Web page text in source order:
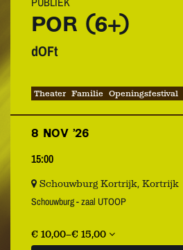
POR (6+)
dOFt
Theater Familie Openingsfestival
8 NOV ’26
15:00
Schouwburg Kortrijk, Kortrijk
Schouwburg - zaal UTOOP
€ 10,00–€ 15,00